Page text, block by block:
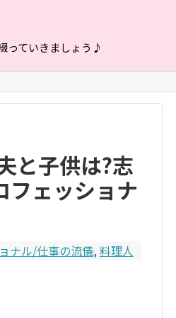
っていきましょう♪
と子供は?志
フェッショナ
ナル/仕事の流儀, 料理人